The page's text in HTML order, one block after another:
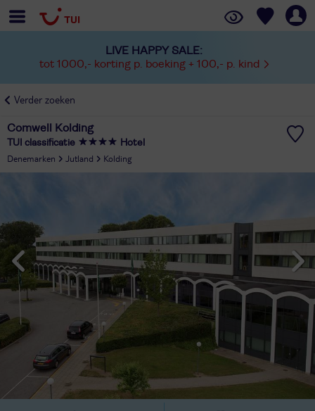
LIVE HAPPY SALE:
tot 1000,- korting p. boeking + 100,- p. kind
Verder zoeken
Comwell Kolding
TUI classificatie Hotel
Denemarken Jutland Kolding